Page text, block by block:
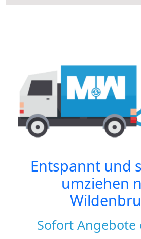
Entspannt und
umziehen
Sofort Angebote